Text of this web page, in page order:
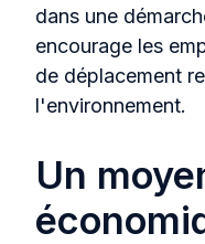
dans une
encourage les
de déplacement
l'environnement.
Un